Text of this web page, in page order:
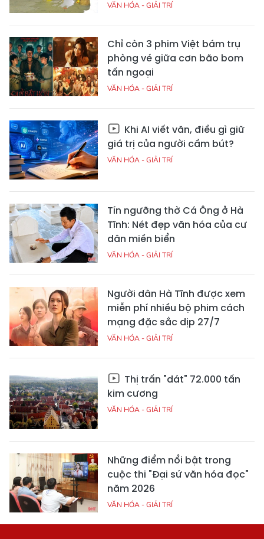
VĂN HÓA - GIẢI TRÍ
Chỉ còn 3 phim Việt bám trụ
phòng vé giữa cơn bão bom
tấn ngoại
VĂN HÓA - GIẢI TRÍ
Khi AI viết văn, điều gì giữ
giá trị của người cầm bút?
VĂN HÓA - GIẢI TRÍ
Tín ngưỡng thờ Cá Ông ở Hà
Tĩnh: Nét đẹp văn hóa của cư
dân miền biển
VĂN HÓA - GIẢI TRÍ
Người dân Hà Tĩnh được xem
miễn phí nhiều bộ phim cách
mạng đặc sắc dịp 27/7
VĂN HÓA - GIẢI TRÍ
Thị trấn "dát" 72.000 tấn
kim cương
VĂN HÓA - GIẢI TRÍ
Những điểm nổi bật trong
cuộc thi "Đại sứ văn hóa đọc"
năm 2026
VĂN HÓA - GIẢI TRÍ